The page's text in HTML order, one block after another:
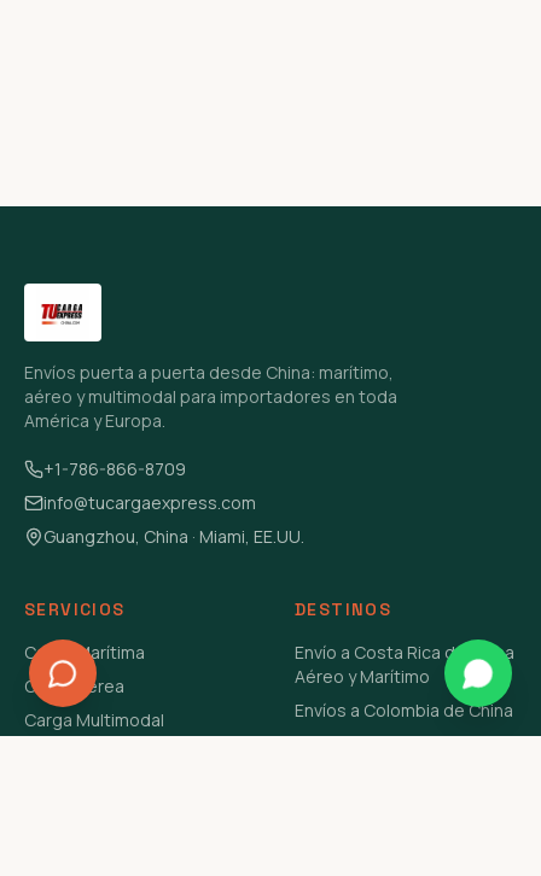
Envíos puerta a puerta desde China: marítimo,
aéreo y multimodal para importadores en toda
América y Europa.
+1-786-866-8709
info@tucargaexpress.com
Guangzhou, China · Miami, EE.UU.
SERVICIOS
Carga Marítima
Carga Aérea
Carga Multimodal
DESTINOS
Envío a Costa Rica de China
Aéreo y Marítimo
Envíos a Colombia de China